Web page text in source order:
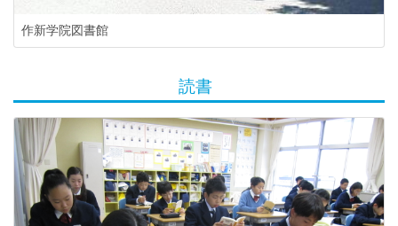
作新学院図書館
読書